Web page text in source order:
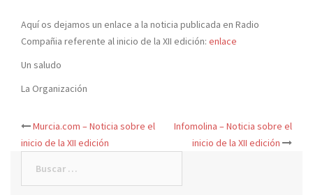
Aquí os dejamos un enlace a la noticia publicada en Radio
Compañia referente al inicio de la XII edición: enlace
Un saludo
La Organización
Murcia.com – Noticia sobre el
inicio de la XII edición
Infomolina – Noticia sobre el
inicio de la XII edición